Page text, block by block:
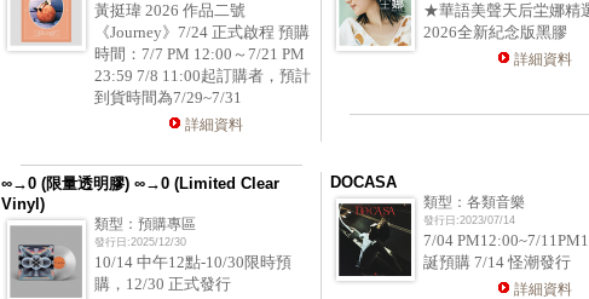
黃挺瑋 2026 作品二號
《Journey》7/24 正式啟程 預購
時間：7/7 PM 12:00～7/21 PM
23:59 7/8 11:00起訂購者，預計
到貨時間為7/29~7/31
詳細資料
★華語美聲天后坣娜精
2026全新紀念版黑膠
詳細資料
∞→0 (限量透明膠) ∞→0 (Limited Clear
Vinyl)
類型：預購專區
發行日:2025/12/30
10/14 中午12點-10/30限時預
購，12/30 正式發行
DOCASA
類型：各類音樂
發行日:2023/07/14
7/04 PM12:00~7/
誕預購 7/14 怪潮發行
詳細資料